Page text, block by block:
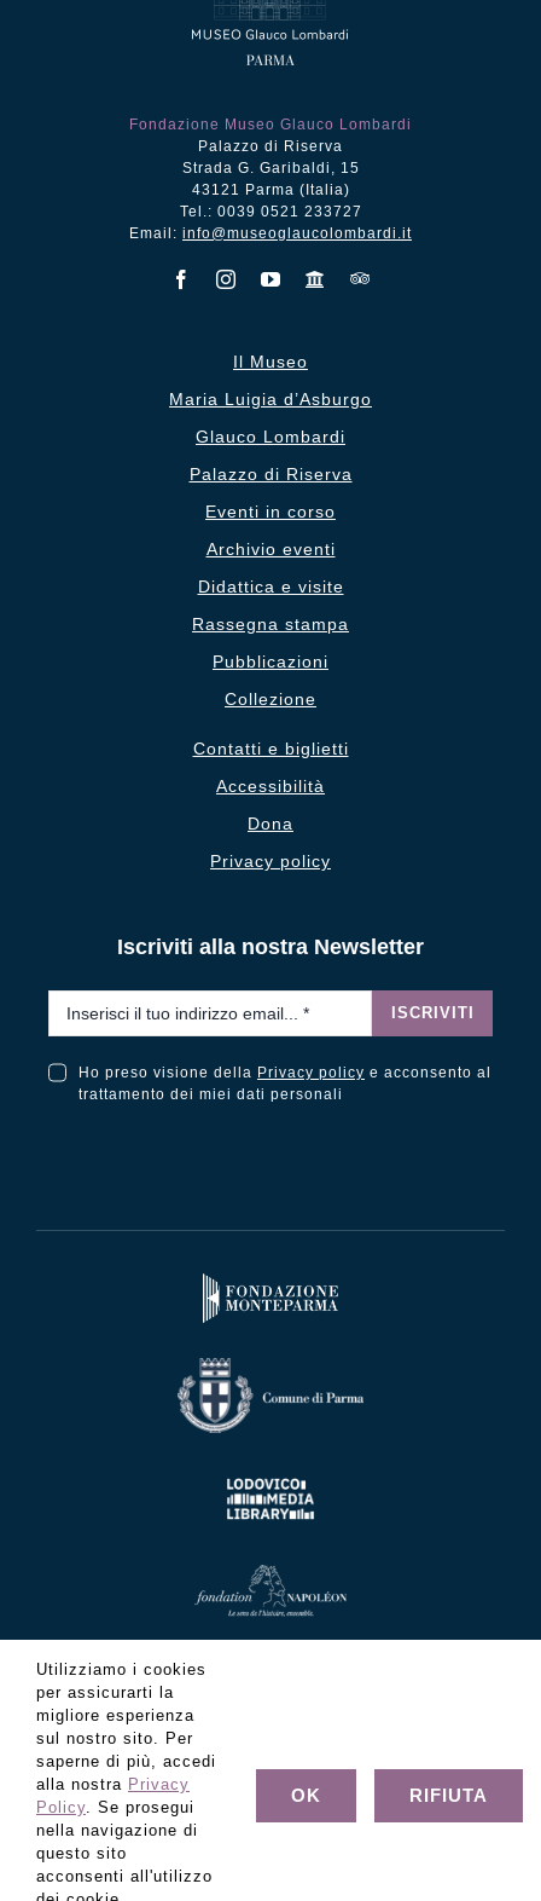
Fondazione Museo Glauco Lombardi
Palazzo di Riserva
Strada G. Garibaldi, 15
43121 Parma (Italia)
Tel.: 0039 0521 233727
Email: info@museoglaucolombardi.it
Il Museo
Maria Luigia d’Asburgo
Glauco Lombardi
Palazzo di Riserva
Eventi in corso
Archivio eventi
Didattica e visite
Rassegna stampa
Pubblicazioni
Collezione
Contatti e biglietti
Accessibilità
Dona
Privacy policy
Iscriviti alla nostra Newsletter
ISCRIVITI
Ho preso visione della Privacy policy e acconsento al
trattamento dei miei dati personali
© Copyright Fondazione Museo Glauco Lombardi - C.F.
Utilizziamo i cookies
per assicurarti la
migliore esperienza
sul nostro sito. Per
saperne di più, accedi
alla nostra Privacy
Policy. Se prosegui
nella navigazione di
questo sito
acconsenti all'utilizzo
OK RIFIUTA